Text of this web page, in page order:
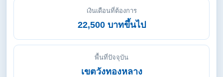
เงินเดือนที่ต้องการ
22,500 บาทขึ้นไป
พื้นที่ปัจจุบัน
เขตวังทองหลาง